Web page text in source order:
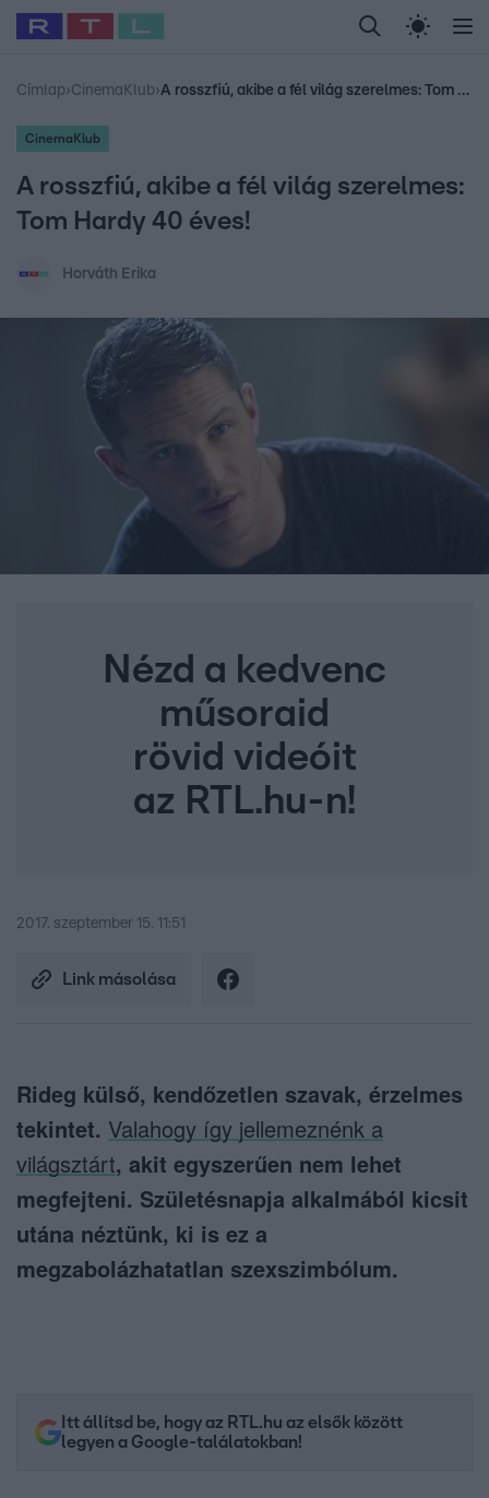
Legfrissebb RTL Híradó Randi Celeb vagyok,
Babits Marcella Most Wanted Gallusz
Címlap›CinemaKlub› A rosszfiú, akibe a fél világ szerelmes: Tom Hardy 40 éves!
CinemaKlub
A rosszfiú, akibe a fél világ szerelmes:
Tom Hardy 40 éves!
Horváth Erika
Nézd a kedvenc
műsoraid
rövid videóit
az RTL.hu-n!
2017. szeptember 15. 11:51
Link másolása
Rideg külső, kendőzetlen szavak, érzelmes
tekintet. Valahogy így jellemeznénk a
világsztárt, akit egyszerűen nem lehet
megfejteni. Születésnapja alkalmából kicsit
utána néztünk, ki is ez a
megzabolázhatatlan szexszimbólum.
Itt állítsd be, hogy az RTL.hu az elsők között
legyen a Google-találatokban!